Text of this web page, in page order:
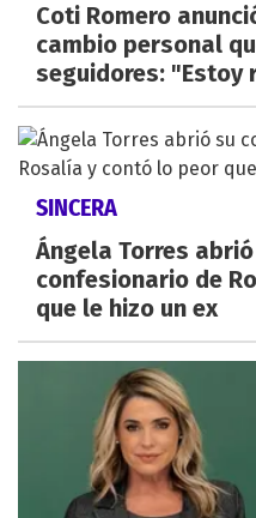
Coti Romero
cambio personal
seguidores: "Estoy
SINCERA
Ángela Torres
confesionario de
que le hizo un ex